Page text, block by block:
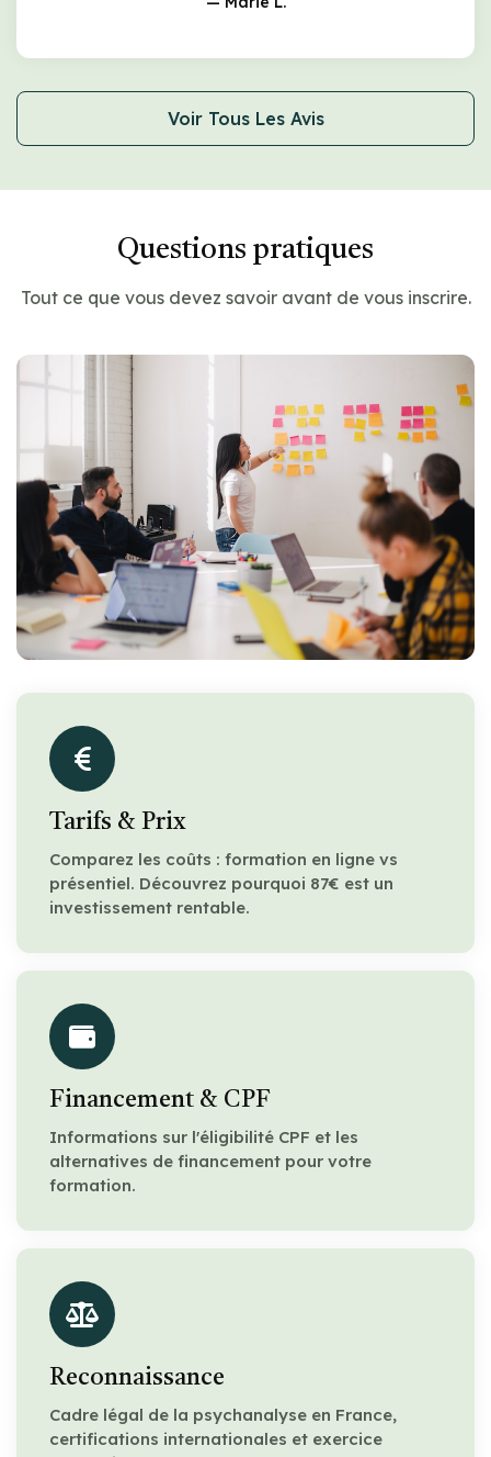
Voir Tous Les Avis
Questions pratiques
Tout ce que vous devez savoir avant de vous inscrire.
Tarifs & Prix
Comparez les coûts : formation en ligne vs
présentiel. Découvrez pourquoi 87€ est un
investissement rentable.
Financement & CPF
Informations sur l'éligibilité CPF et les
alternatives de financement pour votre
formation.
Reconnaissance
Cadre légal de la psychanalyse en France,
certifications internationales et exercice